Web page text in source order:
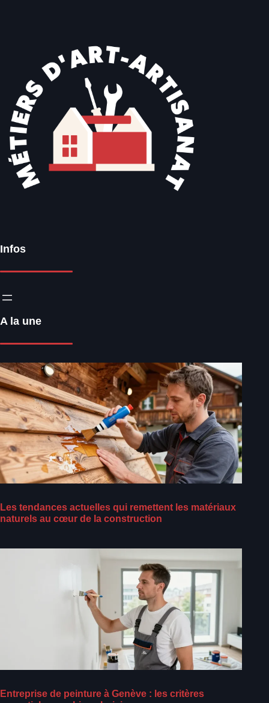
Infos
A la une
Les tendances actuelles qui remettent les matériaux
naturels au cœur de la construction
Entreprise de peinture à Genève : les critères